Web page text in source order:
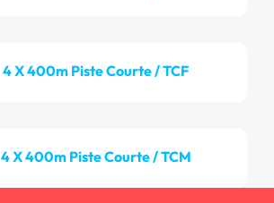
4 X 400m Piste Courte / TCF
4 X 400m Piste Courte / TCM